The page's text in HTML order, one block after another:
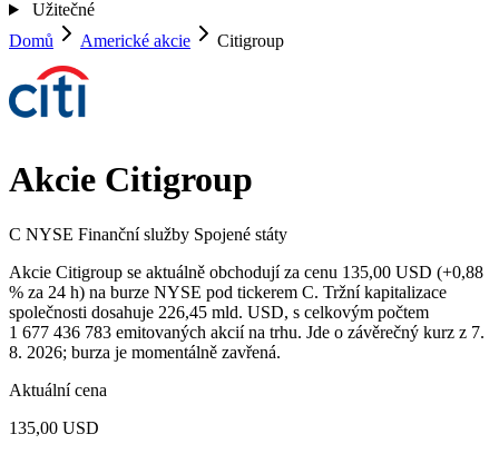
Užitečné
Domů
Americké akcie Citigroup
Akcie Citigroup
C NYSE Finanční služby Spojené státy
Akcie Citigroup se aktuálně obchodují za cenu 135,00 USD (+0,88
% za 24 h) na burze NYSE pod tickerem C. Tržní kapitalizace
společnosti dosahuje 226,45 mld. USD, s celkovým počtem
1 677 436 783 emitovaných akcií na trhu. Jde o závěrečný kurz z 7.
8. 2026; burza je momentálně zavřená.
Aktuální cena
135,00 USD